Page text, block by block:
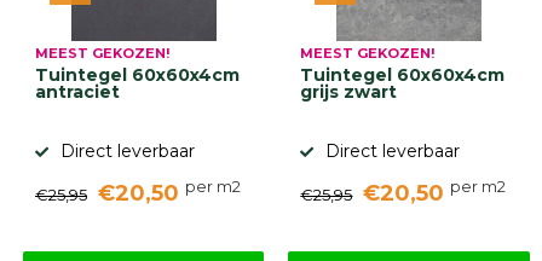
bestrating
Muurelementen
Straatklinkers
Betonbanden
Stapelblokken
MEEST GEKOZEN!
Tuintegel 60x60x4cm
antraciet
Direct leverbaar
€25,95 €20,50 per m2
MEEST GEKOZEN!
Tuintegel 60x60x4cm
grijs zwart
Direct leverbaar
€25,95 €20,50 per m2